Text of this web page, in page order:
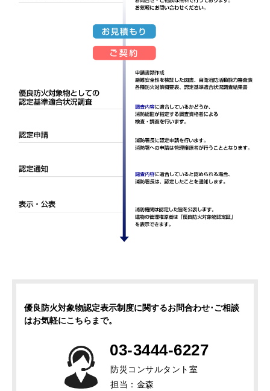
優良防火対象物認定表示制度に関するお問合わせ･ご相談
はお気軽にこちらまで。
03-3444-6227
防災コンサルタント室
担当：金森